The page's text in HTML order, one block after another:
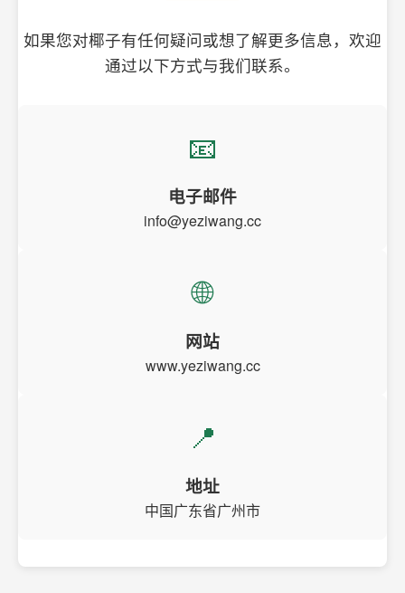
如果您对椰子有任何疑问或想了解更多信息，欢迎
通过以下方式与我们联系。
📧
电子邮件
info@yeziwang.cc
🌐
网站
www.yeziwang.cc
📍
地址
中国广东省广州市